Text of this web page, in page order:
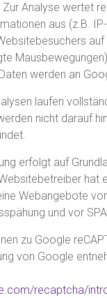
Analyse wertet
aus (z.B.
werden an
laufen
nicht darauf
erfolgt auf
hat
Webangebote
und vor
zu Google
von Google
recaptcha/